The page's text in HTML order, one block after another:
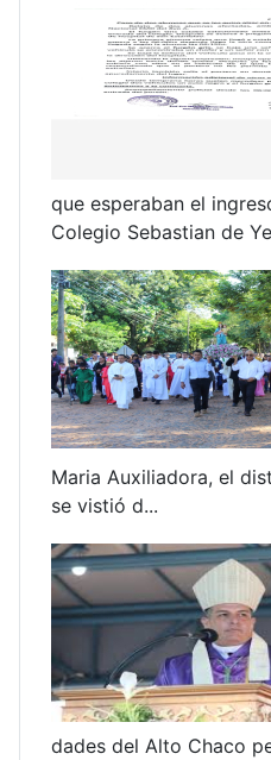
Denunc
ian
intento
de
rapt...
en el porton del
Yegro...
General
Aquino
Honra a
su...
En la
festivid
ad de
distrito de General Aquino
Colonia
s del
Alto
Paragu
a...
Varias
comuni
permanecen